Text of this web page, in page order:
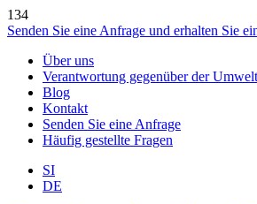
134
Senden Sie eine Anfrage und erhalten Sie
Über uns
Verantwortung gegenüber der Umwelt
Blog
Kontakt
Senden Sie eine Anfrage
Häufig gestellte Fragen
SI
DE